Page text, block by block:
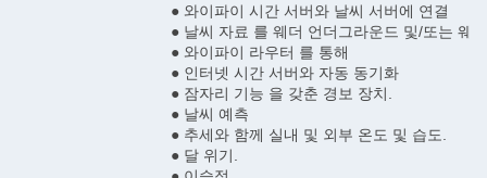
● 와이파이 시간 서버와 날씨 서버에 연결
● 날씨 자료 를 웨더 언더그라운드 및/또는 웨
● 와이파이 라우터 를 통해
● 인터넷 시간 서버와 자동 동기화
● 잠자리 기능 을 갖춘 경보 장치.
● 날씨 예측
● 추세와 함께 실내 및 외부 온도 및 습도.
● 달 위기.